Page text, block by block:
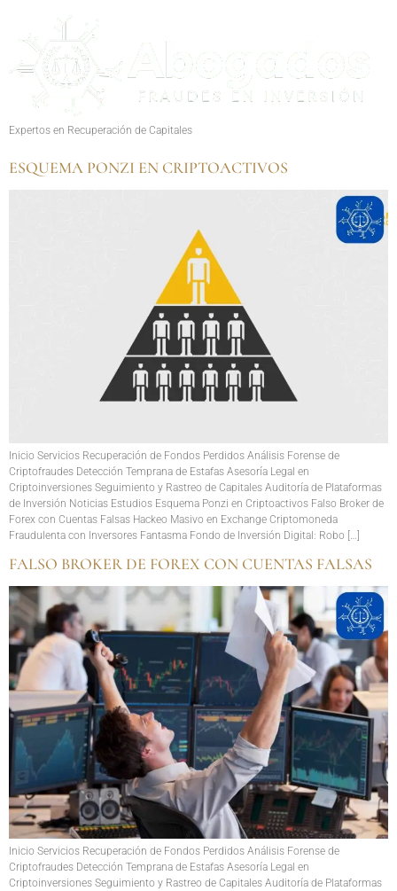
Expertos en Recuperación de Capitales
ESQUEMA PONZI EN CRIPTOACTIVOS
Inicio Servicios Recuperación de Fondos Perdidos Análisis Forense de
Criptofraudes Detección Temprana de Estafas Asesoría Legal en
Criptoinversiones Seguimiento y Rastreo de Capitales Auditoría de Plataformas
de Inversión Noticias Estudios Esquema Ponzi en Criptoactivos Falso Broker de
Forex con Cuentas Falsas Hackeo Masivo en Exchange Criptomoneda
Fraudulenta con Inversores Fantasma Fondo de Inversión Digital: Robo […]
FALSO BROKER DE FOREX CON CUENTAS FALSAS
Inicio Servicios Recuperación de Fondos Perdidos Análisis Forense de
Criptofraudes Detección Temprana de Estafas Asesoría Legal en
Criptoinversiones Seguimiento y Rastreo de Capitales Auditoría de Plataformas